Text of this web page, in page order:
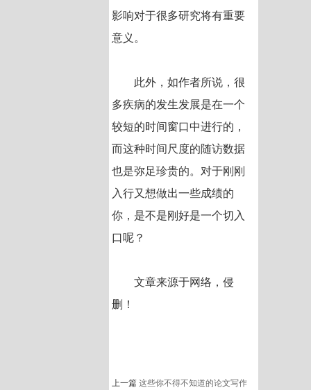
影响对于很多研究将有重要
意义。
此外，如作者所说，很
多疾病的发生发展是在一个
较短的时间窗口中进行的，
而这种时间尺度的随访数据
也是弥足珍贵的。对于刚刚
入行又想做出一些成绩的
你，是不是刚好是一个切入
口呢？
文章来源于网络，侵
删！
上一篇这些你不得不知道的论文写作